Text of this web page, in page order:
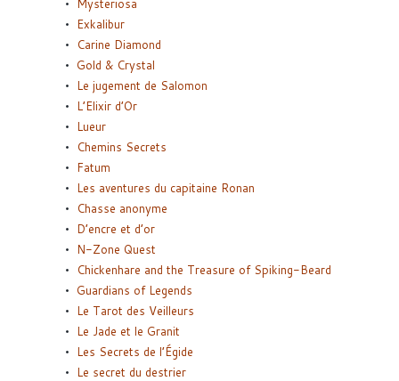
Mysteriosa
Exkalibur
Carine Diamond
Gold & Crystal
Le jugement de Salomon
L’Elixir d’Or
Lueur
Chemins Secrets
Fatum
Les aventures du capitaine Ronan
Chasse anonyme
D’encre et d’or
N-Zone Quest
Chickenhare and the Treasure of Spiking-Beard
Guardians of Legends
Le Tarot des Veilleurs
Le Jade et le Granit
Les Secrets de l’Égide
Le secret du destrier